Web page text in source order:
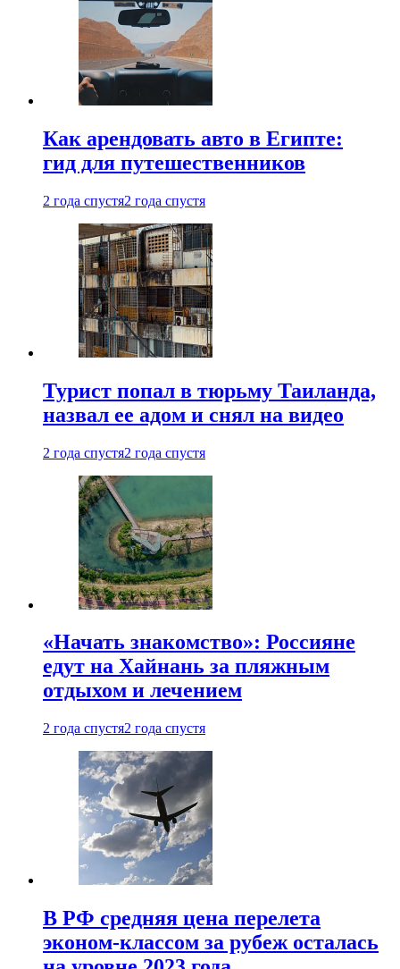
Как арендовать авто в Египте:
гид для путешественников
2 года спустя2 года спустя
Турист попал в тюрьму Таиланда,
назвал ее адом и снял на видео
2 года спустя2 года спустя
«Начать знакомство»: Россияне
едут на Хайнань за пляжным
отдыхом и лечением
2 года спустя2 года спустя
В РФ средняя цена перелета
эконом-классом за рубеж осталась